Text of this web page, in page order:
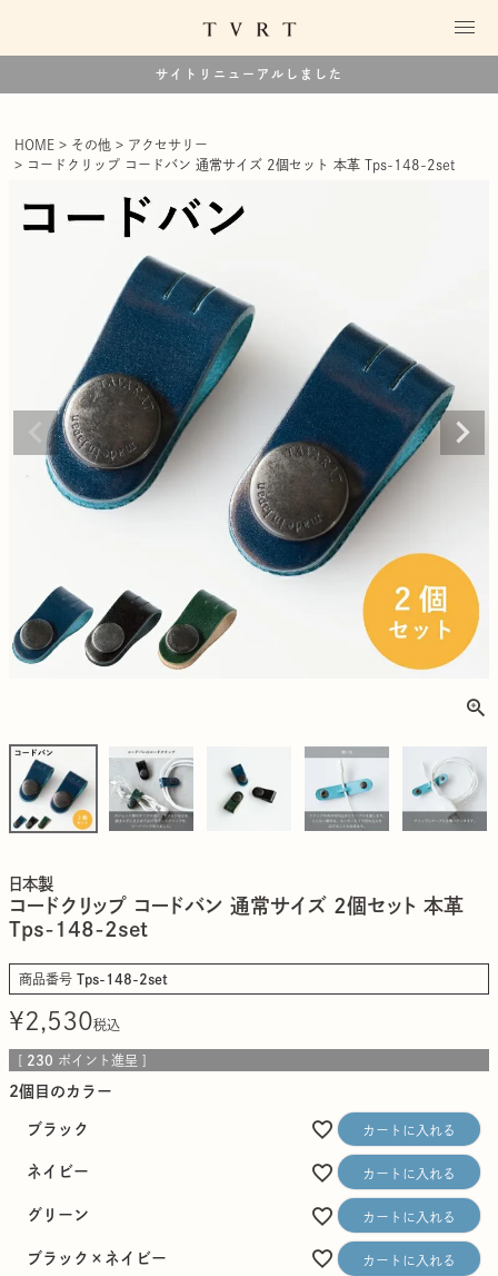
サイトリニューアルしました
HOME その他
アクセサリー
コードクリップ コードバン 通常サイズ 2個セット 本革 Tps-148-2set
日本製
コードクリップ コードバン 通常サイズ 2個セット 本革
Tps-148-2set
商品番号 Tps-148-2set
¥2,530税込
[ 230 ポイント進呈 ]
2個目のカラー
ブラック カートに入れる
ネイビー カートに入れる
グリーン カートに入れる
ブラック×ネイビー カートに入れる